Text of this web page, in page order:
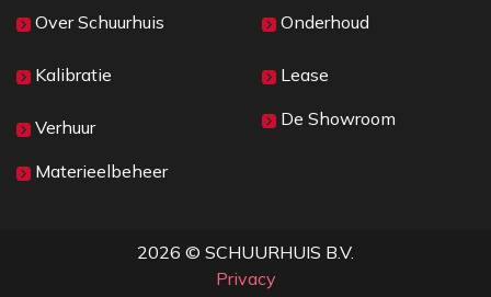
Over Sc​huurhuis
Kalibratie
Verhuur
Materieelbeheer
Onderhoud
Lease
De Showroom
2026 © SCHUURHUIS B.V.
Privacy